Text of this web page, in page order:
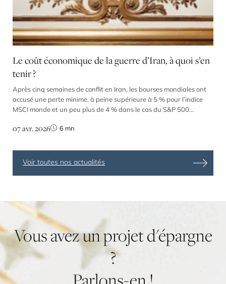
Le coût économique de la guerre d’Iran, à quoi s’en
tenir ?
Après cinq semaines de conflit en Iran, les bourses mondiales ont
accusé une perte minime, à peine supérieure à 5 % pour l’indice
MSCI monde et un peu plus de 4 % dans le cas du S&P 500
pas atteint 7,5 % entre le 28 février et le 3 […]
07 avr. 2026 6 mn
Voir toutes nos actualités
Vousavezunprojetd'épargne
?